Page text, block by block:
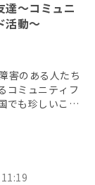
達～コミュニ
活動～
害のある人たち
コミュニティフ
でも珍しいこの